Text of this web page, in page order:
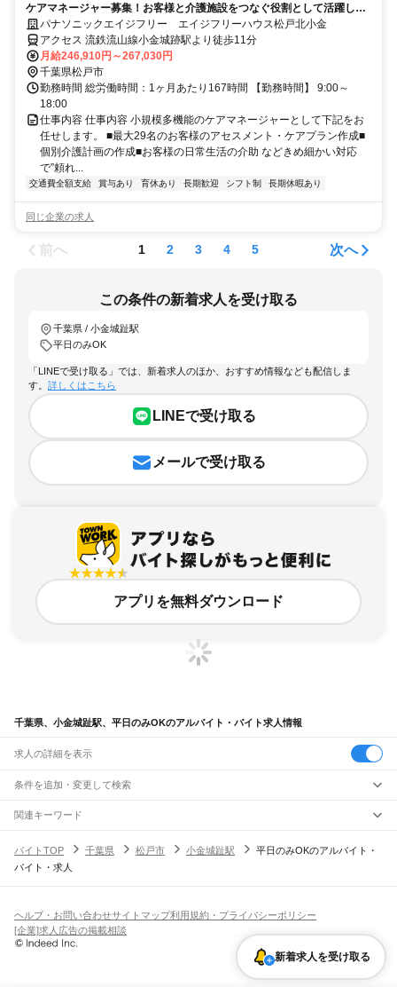
ケアマネージャー募集！お客様と介護施設をつなぐ役割として活躍して
ください！スキルや役割に追応じたグレード制度で目標が明確に！入社
時やグレード別の研修で、あなたのキャリアアップを応援します。
パナソニックエイジフリー エイジフリーハウス松戸北小金
アクセス 流鉄流山線小金城跡駅より徒歩11分
月給246,910円～267,030円
千葉県松戸市
勤務時間 総労働時間：1ヶ月あたり167時間 【勤務時間】 9:00～
18:00
仕事内容 仕事内容 小規模多機能のケアマネージャーとして下記をお
任せします。 ■最大29名のお客様のアセスメント・ケアプラン作成■
個別介護計画の作成■お客様の日常生活の介助 などきめ細かい対応
で”頼れ...
交通費全額支給 賞与あり 育休あり 長期歓迎 シフト制 長期休暇あり
同じ企業の求人
前へ 1 2 3 4 5 次へ
この条件の新着求人を受け取る
千葉県 / 小金城趾駅
平日のみOK
「LINEで受け取る」では、新着求人のほか、おすすめ情報なども配信しま
す。 詳しくはこちら
LINEで受け取る
メールで受け取る
アプリを無料ダウンロード
千葉県、小金城趾駅、平日のみOKのアルバイト・バイト求人情報
求人の詳細を表示
条件を追加・変更して検索
市区町村を追加・変更
千葉県すべて
千葉市
旭市習志野市柏市勝浦市市原市流山市八千代市我孫子市鴨川市鎌ケ谷市
君津市富津市浦安市 印西市白井市富里市南房総市
匝瑳市香取市 印旛郡 香取郡山武郡 長生郡夷隅郡
駅を追加・変更
JR中央・総武線
市川駅本八幡駅下総中山駅 津田沼駅幕張本郷駅幕張駅
新検見川駅
職種を追加・変更
飲食・フードサービスすべて
ホールスタッフキッチンスタッフ
パン屋（ベーカリー）
バー（BAR）・バーテンダー
飲食店（店長・マネージャー）
人気
日払いOK高校生歓迎 髪型・髪色自由
留学生・外国人活躍中
雇用形態を追加・変更
関連キーワード
バイトTOP
千葉県 松戸市 小金城趾駅
平日のみOKのアルバイト・
バイト・求人
新着求人を受け取る
ヘルプ・お問い合わせサイトマップ利用規約・プライバシーポリシー
[企業]求人広告の掲載相談